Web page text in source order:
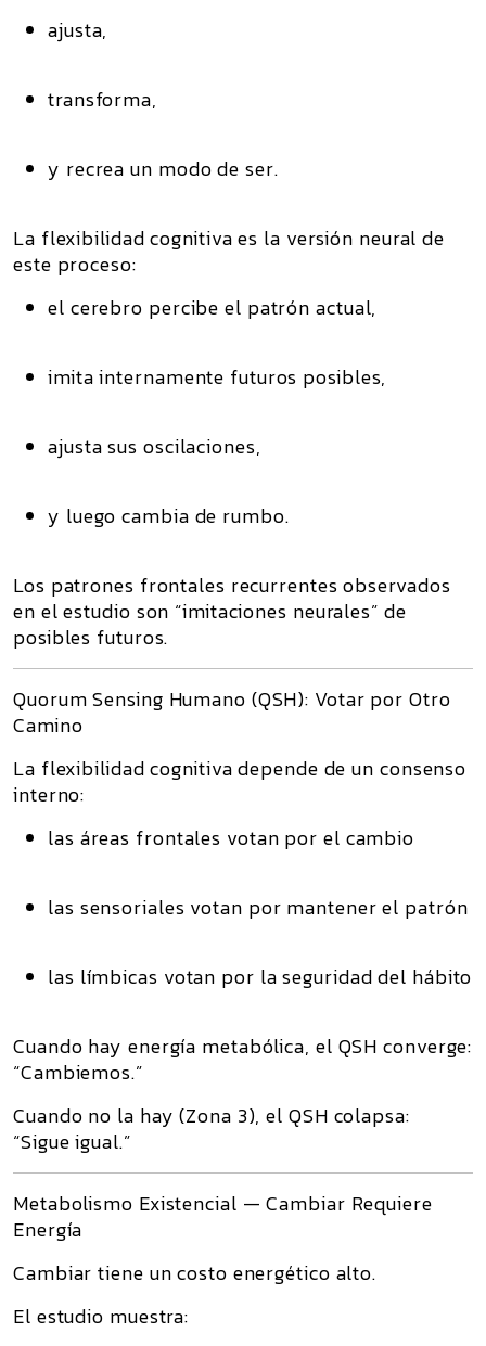
ajusta,
transforma,
y recrea un modo de ser.
La flexibilidad cognitiva es la versión neural de
este proceso:
el cerebro percibe el patrón actual,
imita internamente futuros posibles,
ajusta sus oscilaciones,
y luego cambia de rumbo.
Los patrones frontales recurrentes observados
en el estudio son “imitaciones neurales” de
posibles futuros.
Quorum Sensing Humano (QSH): Votar por Otro
Camino
La flexibilidad cognitiva depende de un consenso
interno:
las áreas frontales votan por el cambio
las sensoriales votan por mantener el patrón
las límbicas votan por la seguridad del hábito
Cuando hay energía metabólica, el QSH converge:
“Cambiemos.”
Cuando no la hay (Zona 3), el QSH colapsa:
“Sigue igual.”
Metabolismo Existencial — Cambiar Requiere
Energía
Cambiar tiene un costo energético alto.
El estudio muestra: